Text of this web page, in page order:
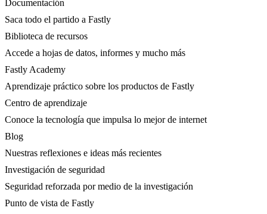
Documentación
Saca todo el partido a Fastly
Biblioteca de recursos
Accede a hojas de datos, informes y mucho más
Fastly Academy
Aprendizaje práctico sobre los productos de Fastly
Centro de aprendizaje
Conoce la tecnología que impulsa lo mejor de internet
Blog
Nuestras reflexiones e ideas más recientes
Investigación de seguridad
Seguridad reforzada por medio de la investigación
Punto de vista de Fastly